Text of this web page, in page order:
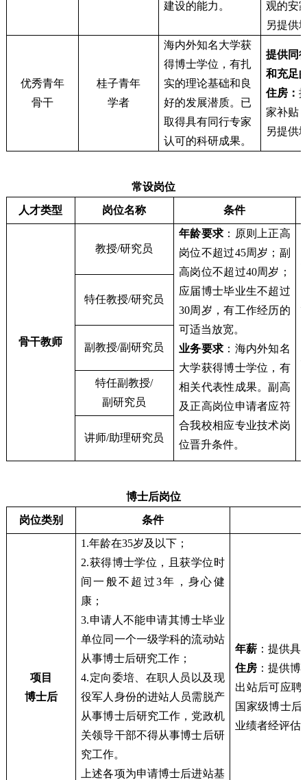
建设的能力。
观的安
另提供
优秀青年
骨干
桂子青年
学者
海内外知名大学获
得博士学位，有扎
实的理论基础和良
好的发展潜质。已
取得具有同行专家
认可的科研成果。
提供同
和充足
住房：
家补贴
另提供
常设岗位
人才类型
岗位名称 条件
骨干教师
教授/研究员
年龄要求 ：原则上正高
岗位不超过45周岁；副
高岗位不超过40周岁；
应届博士毕业生不超过
30周岁，有工作经历的
可适当放宽。
业务要求 ：海内外知名
大学获得博士学位，有
相关代表性成果。副高
及正高岗位申请者应符
合我校相应专业技术岗
位晋升条件。
特任教授/研究员
副教授/副研究员
特任副教授/
副研究员
讲师/助理研究员
博士后岗位
岗位类别
条件
项目
博士后
1.年龄在35岁及以下；
2.获得博士学位，且获学位时
间一般不超过3年，身心健
康；
3.申请人不能申请其博士毕业
单位同一个一级学科的流动站
从事博士后研究工作；
4.定向委培、在职人员以及现
役军人身份的进站人员需脱产
从事博士后研究工作，党政机
关领导干部不得从事博士后研
究工作。
上述各项为申请博士后进站基
年薪 ：提供具
住房 ：提供博
出站后可应聘
国家级博士后
业绩者经评估